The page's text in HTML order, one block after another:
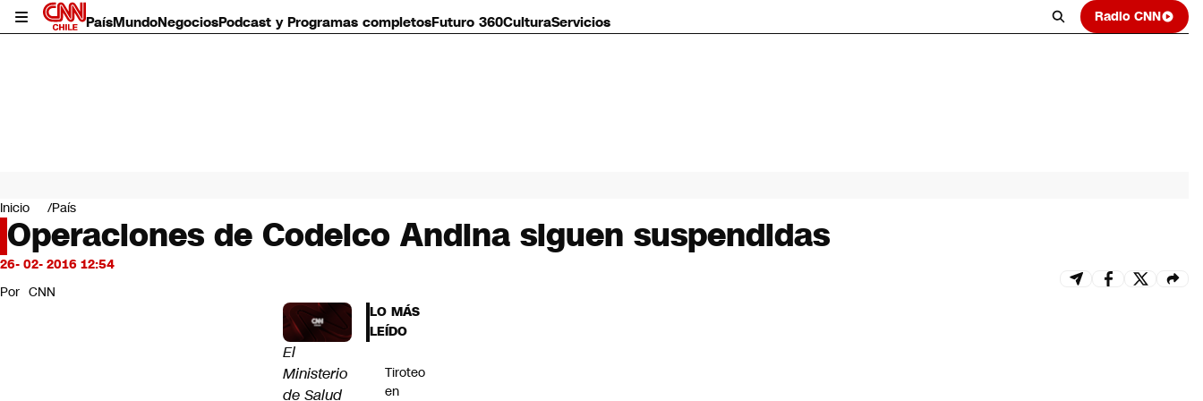
PaísMundoNegociosPodcast y Programas completosFuturo 360CulturaServicios Radio CNN
Mundo
Negocios
Deportes
Programas completos
Servicios
Inicio País
Operaciones de Codelco Andina siguen suspendidas
26- 02- 2016 12:54
Por CNN
El
Ministerio
de Salud
LO MÁS
LEÍDO
Tiroteo
en